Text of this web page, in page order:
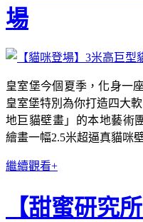
場
皇室堡今個夏季，化身一
皇室堡特別為你打造四大
地巨貓壁畫」的本地藝術
繪畫一幅2.5米超逼真貓咪
繼續觀看+
【甜蜜研究